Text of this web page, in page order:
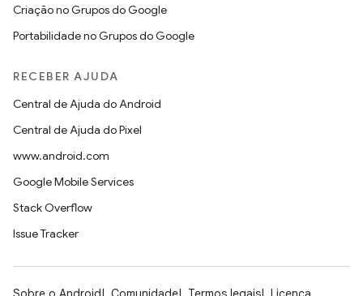
Criação no Grupos do Google
Portabilidade no Grupos do Google
RECEBER AJUDA
Central de Ajuda do Android
Central de Ajuda do Pixel
www.android.com
Google Mobile Services
Stack Overflow
Issue Tracker